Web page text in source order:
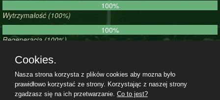
100%
Wytrzymałość (100%)
100%
Regeneracja (100%)
Morale (100%)
100%
Cookies.
Nasza strona korzysta z plików cookies aby mozna było
prawidłowo korzystać ze strony. Korzystając z naszej strony
zgadzasz się na ich przetwarzanie. Co to jest?